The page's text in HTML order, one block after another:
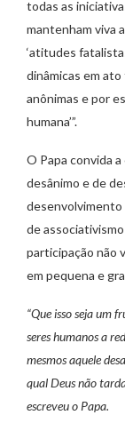
todas as
mantenham viva
‘atitudes
dinâmicas em
anônimas e por
humana’”.
O Papa convida
desânimo e de
desenvolvimento
de
participação não
em pequena e
“Que isso seja um
seres humanos a
mesmos aquele
qual Deus não
escreveu o Papa.